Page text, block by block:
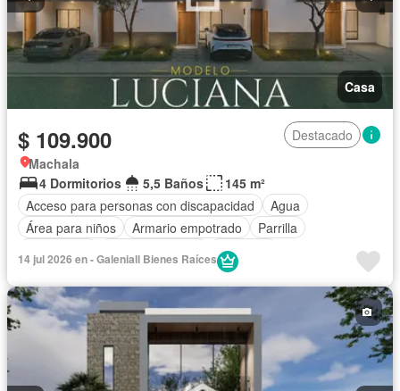
Casa
$ 109.900
Destacado
Machala
4 Dormitorios
5,5 Baños
145 m²
Acceso para personas con discapacidad
Agua
Área para niños
Armario empotrado
Parrilla
Gimnasio
Garita de guardianía
Patio
Seguridad
Terraza
Vista panorámica Sin amoblar
14 jul 2026 en - Galeniall Bienes Raíces